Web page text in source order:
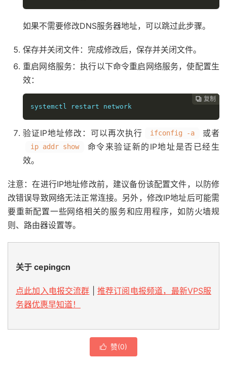
如果不需要修改DNS服务器地址，可以跳过此步骤。
保存并关闭文件：完成修改后，保存并关闭文件。
重启网络服务：执行以下命令重启网络服务，使配置生
效：
 复制
 复制
 复制
systemctl restart network
验证IP地址修改：可以再次执行 ifconfig -a 或者
ip addr show
命令来验证新的IP地址是否已经生
效。
注意：在进行IP地址修改前，建议备份该配置文件，以防修
改错误导致网络无法正常连接。另外，修改IP地址后可能需
要重新配置一些网络相关的服务和应用程序，如防火墙规
则、路由器设置等。
关于 cepingcn
点此加入电报交流群
推荐订阅电报频道，最新VPS服
务器优惠早知道！
 赞(0)